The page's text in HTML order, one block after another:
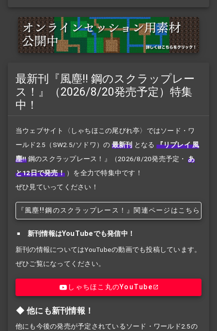
最新刊『風塵!! 鋼のスクラップレー
ス！』（2026/8/20発売予定）特集
中！
当ウェブサイト〈しゃちほこの尾びれ亭〉ではソード・ワ
ールド2.5（SW2.5/ソドワ）の 最新刊 となる 『リプレイ 風
塵!! 鋼のスクラップレース！』 （2026/8/20発売予定・ あ
と12日で発売！ ）を全力で特集中です！
ぜひ見ていってください！
『風塵!! 鋼のスクラップレース！』関連ページはこちら
新刊情報はYouTubeでも発信中！
新刊の情報についてはYouTubeの動画でも投稿しています。
ぜひご覧になってください。
しゃちほこ丸のYouTube
他にも新刊情報！
他にも今後の発売が予定されているソード・ワールド2.5の